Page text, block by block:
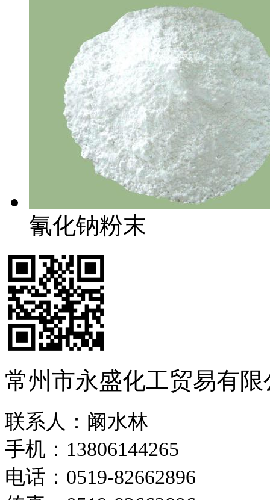
氰化钠粉末
常州市永盛化工贸易有限
联系人：阚水林
手机：13806144265
电话：0519-82662896